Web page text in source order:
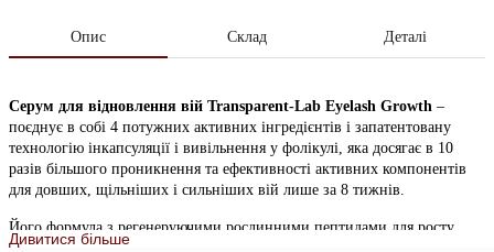
Опис Склад Деталі
Серум для відновлення вій Transparent-Lab Eyelash Growth –
поєднує в собі 4 потужних активних інгредієнтів і запатентовану
технологію інкапсуляції і вивільнення у фолікулі, яка досягає в 10
разів більшого проникнення та ефективності активних компонентів
для довших, щільніших і сильніших вій лише за 8 тижнів.
Його формула з регенеруючими рослинними пептидами для росту
волосся, стовбуровими клітинами рослин і рослинними екстрактами
Дивитися більше